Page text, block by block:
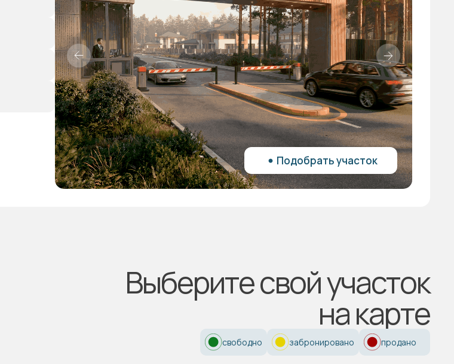
Подобрать участок
Выберите свой участок
на карте
свободно забронировано продано
28